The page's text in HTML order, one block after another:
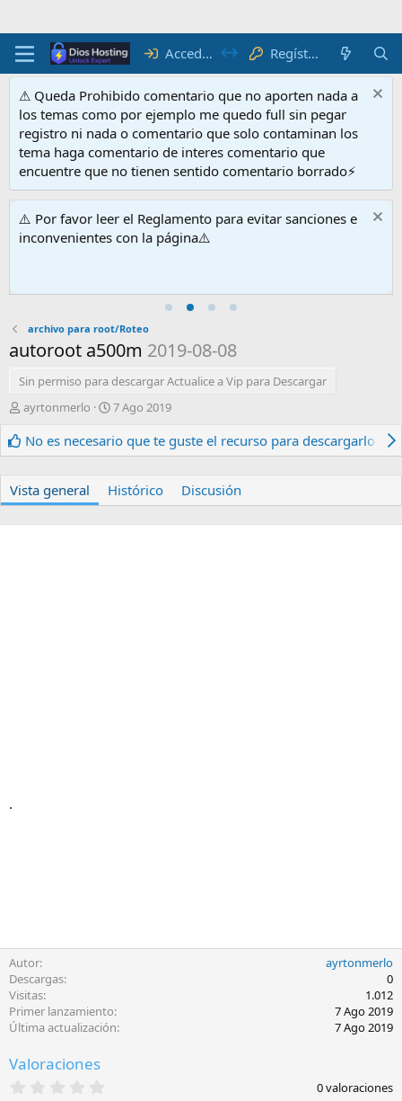
Acceder Regístrate
⚠ Queda Prohibido comentario que no aporten nada a
los temas como por ejemplo me quedo full sin pegar
registro ni nada o comentario que solo contaminan los
tema haga comentario de interes comentario que
encuentre que no tienen sentido comentario borrado⚡
⚠️ Por favor leer el Reglamento para evitar sanciones e
inconvenientes con la página⚠️
archivo para root/Roteo
autoroot a500m 2019-08-08
Sin permiso para descargar Actualice a Vip para Descargar
A
t
o
ayrtonmerlo
F
c
h
d
e
7 Ago 2019
No es necesario que te guste el recurso para descargarlo.
Vista general Histórico Discusión
.
Autor
ayrtonmerlo
Descargas
0
Visitas
1.012
Primer lanzamiento
7 Ago 2019
Última actualización
7 Ago 2019
Valoraciones
0 valoraciones